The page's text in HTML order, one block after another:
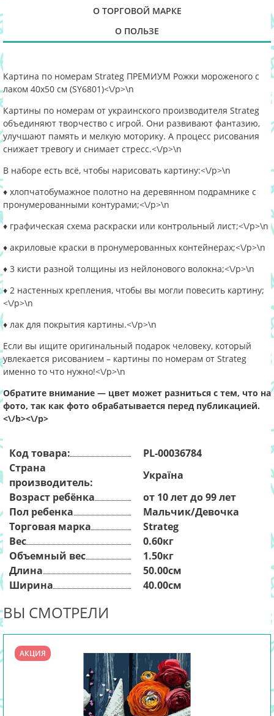
О ТОРГОВОЙ МАРКЕ
О ПОЛЬЗЕ
Картина по номерам Strateg ПРЕМИУМ Рожки мороженого с
лаком 40х50 см (SY6801)<\/p>\n
Картины по номерам от украинского производителя Strateg
объединяют творчество с игрой. Они развивают фантазию,
улучшают память и мелкую моторику. А процесс рисования
снижает тревогу и снимает стресс.<\/p>\n
В наборе есть всё, чтобы нарисовать картину:<\/p>\n
♦ хлопчатобумажное полотно на деревянном подрамнике с
пронумерованными контурами;<\/p>\n
♦ графическая схема раскраски или контрольный лист;<\/p>\n
♦ акриловые краски в пронумерованных контейнерах;<\/p>\n
♦ 3 кисти разной толщины из нейлонового волокна;<\/p>\n
♦ 2 настенных крепления, чтобы вы могли повесить картину;
<\/p>\n
♦ лак для покрытия картины.<\/p>\n
Если вы ищите оригинальный подарок человеку, который
увлекается рисованием – картины по номерам от Strateg
именно то что нужно!<\/p>\n
Обратите внимание — цвет может разниться с тем, что на
фото, так как фото обрабатывается перед публикацией.
<\/b><\/p>
Код товара:
PL-00036784
Страна
производитель:
Україна
Возраст ребёнка
от 10 лет до 99 лет
Пол ребенка
Мальчик/Девочка
Торговая марка
Strateg
Вес
0.60кг
Объемный вес
1.50кг
Длина
50.00см
Ширина
40.00см
ВЫ СМОТРЕЛИ
АКЦИЯ